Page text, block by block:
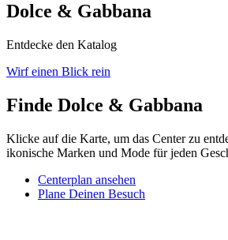
Dolce & Gabbana
Entdecke den Katalog
Wirf einen Blick rein
Finde Dolce & Gabbana
Klicke auf die Karte, um das Center zu
ikonische Marken und Mode für jeden
Centerplan ansehen
Plane Deinen Besuch